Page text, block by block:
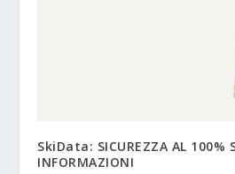
SkiData: SICUREZZA AL 100%
INFORMAZIONI